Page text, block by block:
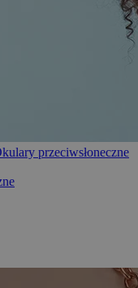
przeciwsłoneczne